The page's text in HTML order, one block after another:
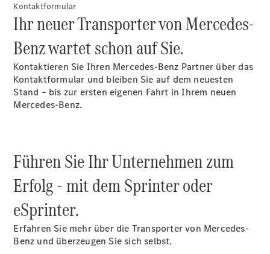
Kontaktformular
Ihr neuer Transporter von Mercedes-
Benz wartet schon auf Sie.
Kontaktieren Sie Ihren Mercedes-Benz Partner über das
Kontaktformular und bleiben Sie auf dem neuesten
Stand – bis zur ersten eigenen Fahrt in Ihrem neuen
Mercedes-Benz.
Führen Sie Ihr Unternehmen zum
Erfolg - mit dem Sprinter oder
eSprinter.
Erfahren Sie mehr über die Transporter von Mercedes-
Benz und überzeugen Sie sich selbst.